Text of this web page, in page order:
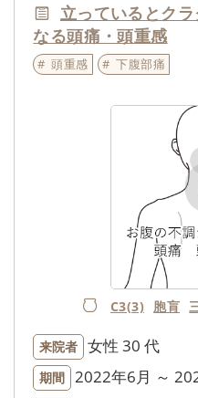
立っているとク
なる頭痛・頭重感
頭重感 下腹部痛
C3(3) 胞肓
来院者 女性 30 代
期間 2022年6月 ～